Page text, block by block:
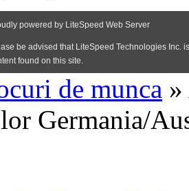
de munca »
Germania/